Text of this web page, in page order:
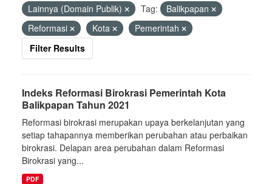
Lainnya (Domain Publik)
Tag:
Balikpapan
Reformasi
Kota
Pemerintah
Filter Results
Indeks Reformasi Birokrasi Pemerintah Kota
Balikpapan Tahun 2021
Reformasi birokrasi merupakan upaya berkelanjutan yang
setiap tahapannya memberikan perubahan atau perbaikan
birokrasi. Delapan area perubahan dalam Reformasi
Birokrasi yang...
PDF